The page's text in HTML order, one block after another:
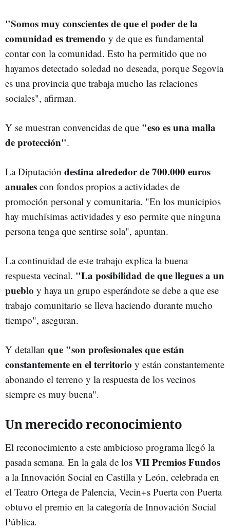
"Somos muy conscientes de que el poder de la
comunidad es tremendo y de que es fundamental
contar con la comunidad. Esto ha permitido que no
hayamos detectado soledad no deseada, porque Segovia
es una provincia que trabaja mucho las relaciones
sociales", afirman.
Y se muestran convencidas de que "eso es una malla
de protección".
La Diputación destina alrededor de 700.000 euros
anuales con fondos propios a actividades de
promoción personal y comunitaria. "En los municipios
hay muchísimas actividades y eso permite que ninguna
persona tenga que sentirse sola", apuntan.
La continuidad de este trabajo explica la buena
respuesta vecinal. "La posibilidad de que llegues a un
pueblo y haya un grupo esperándote se debe a que ese
trabajo comunitario se lleva haciendo durante mucho
tiempo", aseguran.
Y detallan que "son profesionales que están
constantemente en el territorio y están constantemente
abonando el terreno y la respuesta de los vecinos
siempre es muy buena".
Un merecido reconocimiento
El reconocimiento a este ambicioso programa llegó la
pasada semana. En la gala de los VII Premios Fundos
a la Innovación Social en Castilla y León, celebrada en
el Teatro Ortega de Palencia, Vecin+s Puerta con Puerta
obtuvo el premio en la categoría de Innovación Social
Pública.